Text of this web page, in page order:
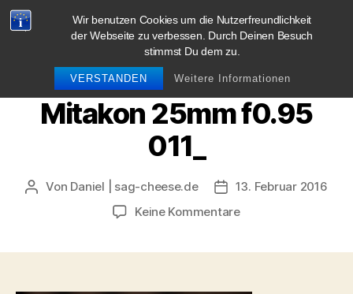
Wir benutzen Cookies um die Nutzerfreundlichkeit
der Webseite zu verbessen. Durch Deinen Besuch
stimmst Du dem zu.
VERSTANDEN Weitere Informationen
blog.sag-cheese.de
Mitakon 25mm f0.95
011_
Beitragsautor
Von Daniel | sag-cheese.de Beitragsdatum
13. Februar 2016
Keine Kommentarezu